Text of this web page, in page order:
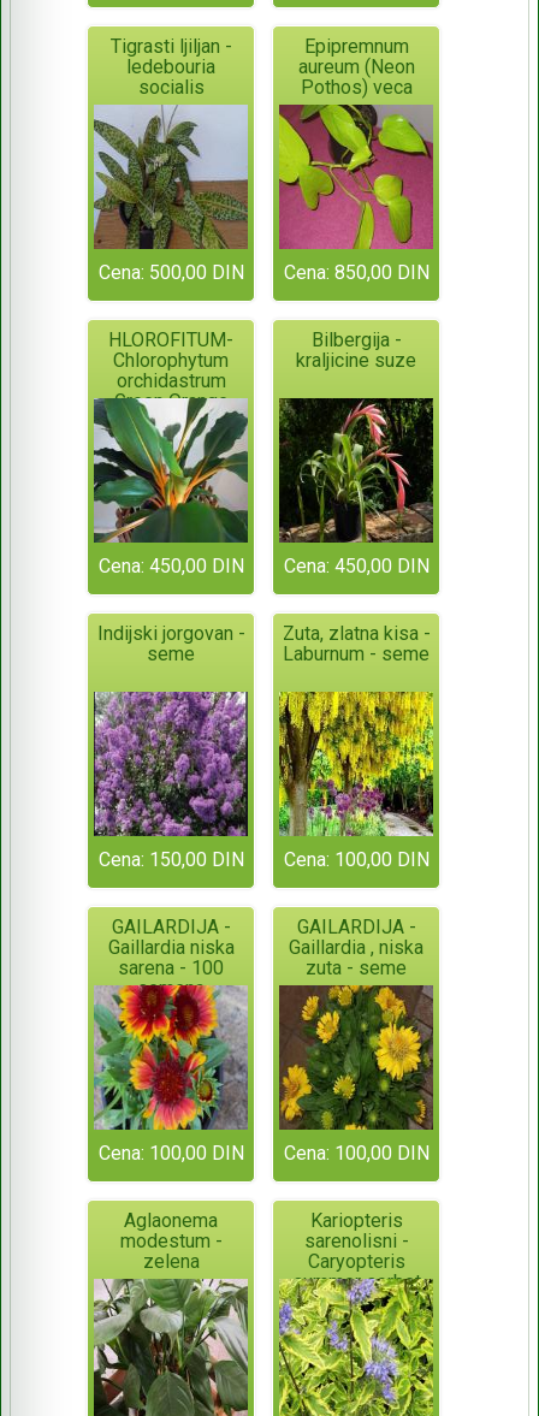
Tigrasti ljiljan -
ledebouria
socialis
Cena: 500,00 DIN
Epipremnum
aureum (Neon
Pothos) veca
Cena: 850,00 DIN
HLOROFITUM-
Chlorophytum
orchidastrum
Green Orange
Cena: 450,00 DIN
Bilbergija -
kraljicine suze
Cena: 450,00 DIN
Indijski jorgovan -
seme
Cena: 150,00 DIN
Zuta, zlatna kisa -
Laburnum - seme
Cena: 100,00 DIN
GAILARDIJA -
Gaillardia niska
sarena - 100
semena
Cena: 100,00 DIN
GAILARDIJA -
Gaillardia , niska
zuta - seme
Cena: 100,00 DIN
Aglaonema
modestum -
zelena
Kariopteris
sarenolisni -
Caryopteris
summer sorbet